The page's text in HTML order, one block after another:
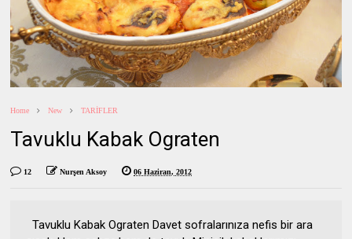
Home New TARİFLER
Tavuklu Kabak Ograten
12 Nurşen Aksoy 06 Haziran, 2012
Tavuklu Kabak Ograten Davet sofralarınıza nefis bir ara